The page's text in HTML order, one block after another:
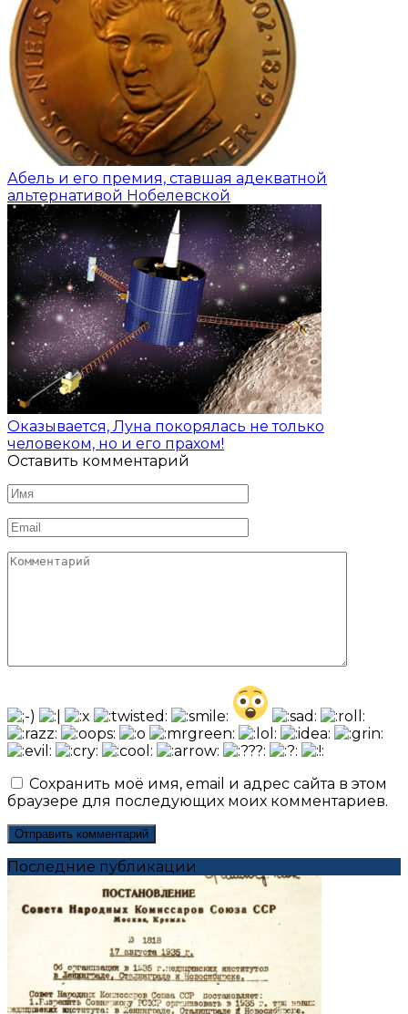
Абель и его премия, ставшая адекватной
альтернативой Нобелевской
Оказывается, Луна покорялась не только
человеком, но и его прахом!
Оставить комментарий
Имя
*
Email
*
Комментарий
Сохранить моё имя, email и адрес сайта в этом
браузере для последующих моих комментариев.
Последние публикации